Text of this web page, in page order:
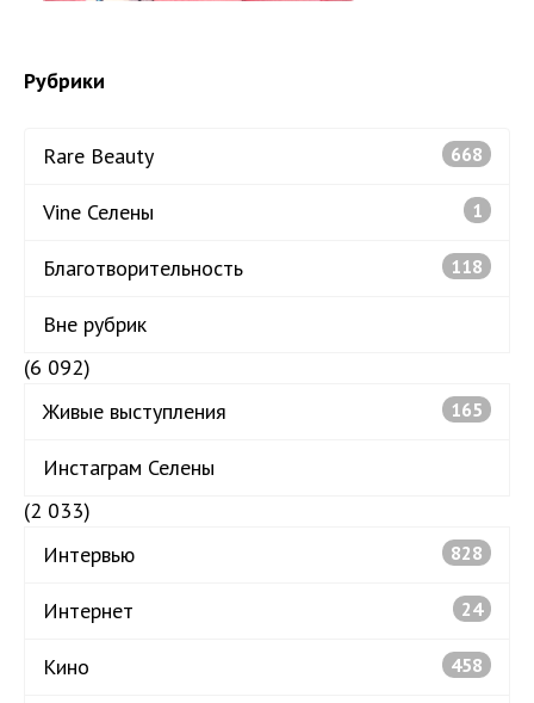
Рубрики
Rare Beauty 668
Vine Селены 1
Благотворительность 118
Вне рубрик
(6 092)
Живые выступления
165
Инстаграм Селены
(2 033)
Интервью
828
Интернет 24
Кино 458